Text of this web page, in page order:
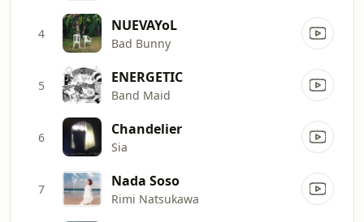
4 NUEVAYoL
Bad Bunny
5 ENERGETIC
Band Maid
6 Chandelier
Sia
7 Nada Soso
Rimi Natsukawa